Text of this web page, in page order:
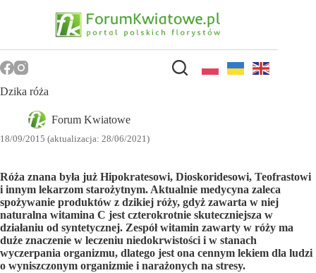
Dzika róża
Forum Kwiatowe
18/09/2015 (aktualizacja: 28/06/2021)
Róża znana była już Hipokratesowi, Dioskoridesowi, Teofrastowi
i innym lekarzom starożytnym. Aktualnie medycyna zaleca
spożywanie produktów z dzikiej róży, gdyż zawarta w niej
naturalna witamina C jest czterokrotnie skuteczniejsza w
działaniu od syntetycznej. Zespół witamin zawarty w róży ma
duże znaczenie w leczeniu niedokrwistości i w stanach
wyczerpania organizmu, dlatego jest ona cennym lekiem dla ludzi
o wyniszczonym organizmie i narażonych na stresy.